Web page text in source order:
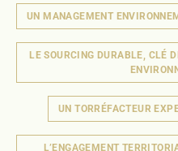
UN MANAGEMENT
LE SOURCING DURABLE, CLÉ
UN TORRÉFACTEUR
L’ENGAGEMENT